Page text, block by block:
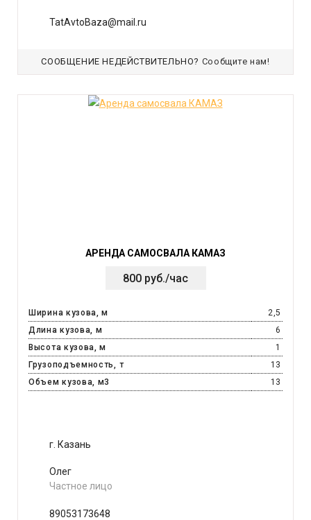
TatAvtoBaza@mail.ru
СООБЩЕНИЕ НЕДЕЙСТВИТЕЛЬНО? Сообщите нам!
АРЕНДА САМОСВАЛА КАМАЗ
800 руб./час
Ширина кузова, м
2,5
Длина кузова, м
6
Высота кузова, м
1
Грузоподъемность, т
13
Объем кузова, м3
13
г. Казань
Олег
Частное лицо
89053173648